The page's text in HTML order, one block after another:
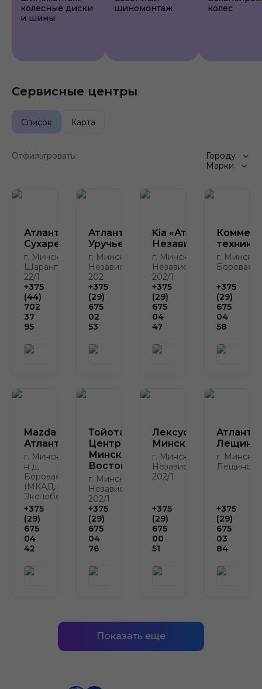
колесные диски
и шины
шиномонтаж
колес
Сервисные центры
Список Карта
Отфильтровать:
Городу
Марки
Атлант-М
Сухарево
г. Минск, ул.
Шаранговича,
22/1
+375
(44)
702
37
95
Атлант-М
Уручье
г. Минск, пр.
Независимости,
202
+375
(29)
675
02
53
Kia «Атлант-М на
Независимости»
г. Минск, пр.
Независимости,
202/1
+375
(29)
675
04
47
техника
г. Минск,
Боровая,
+375
(29)
675
04
58
Mazda
Атлант-М
г. Минск, р-
н д.
Боровая, 2
(МКАД, у
Экспобела)
+375
(29)
675
04
42
Тойота
Центр
Минск
Восток
г. Минск, пр.
Независимости,
202/1
+375
(29)
675
04
76
Лексус-
Минск
г. Минск, пр.
Независимости,
202/1
+375
(29)
675
00
51
Атлант-
г. Минск,
+375
(29)
675
03
84
Показать еще